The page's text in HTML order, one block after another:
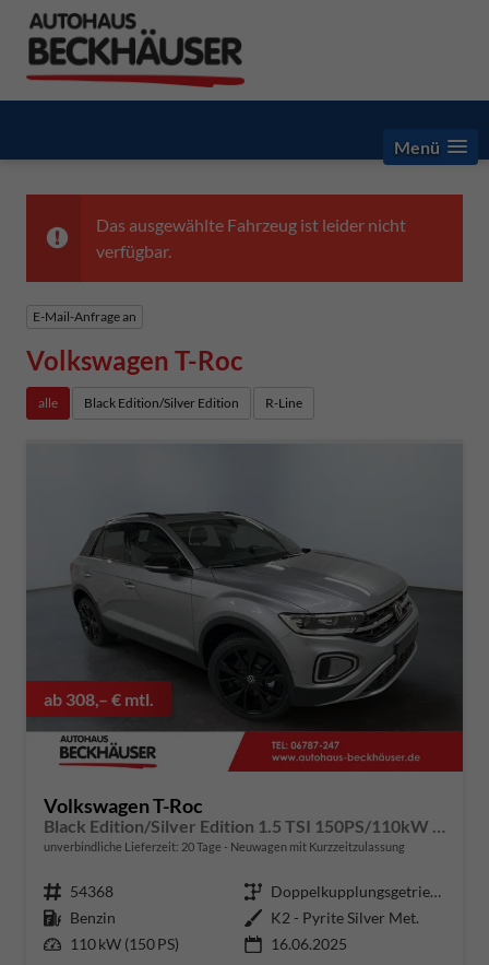
Menü
Das ausgewählte Fahrzeug ist leider nicht
verfügbar.
E-Mail-Anfrage an
Volkswagen T-Roc
alle Black Edition/Silver Edition R-Line
ab 308,– € mtl.
Volkswagen T-Roc
Black Edition/Silver Edition 1.5 TSI 150PS/110kW DSG 2025 +Black Paket+19"ALU+MATRIX+PANO
unverbindliche Lieferzeit: 20 Tage Neuwagen mit Kurzzeitzulassung
Fahrzeugnummer 54368 Getriebe
Doppelkupplungsgetriebe (DSG)
Kraftstoff Benzin Außenfarbe K2 - Pyrite Silver Met.
Leistung 110 kW (150 PS) 16.06.2025